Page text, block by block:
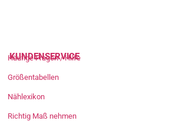
KUNDENSERVICE
Häufige Fragen / Hilfe
Größentabellen
Nählexikon
Richtig Maß nehmen